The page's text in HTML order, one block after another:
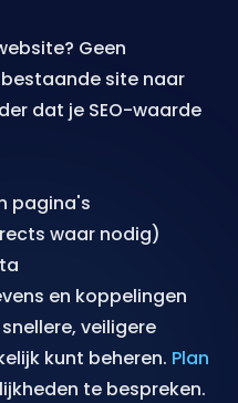
Geen
site naar
dat je SEO-waarde
pagina's
waar nodig)
en koppelingen
veiligere
kunt beheren. Plan
te bespreken.